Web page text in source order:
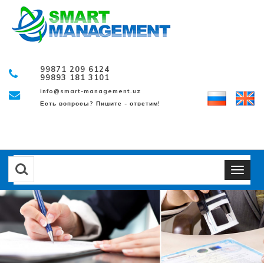
99871 209 6124
99893 181 3101
info@smart-management.uz
Есть вопросы? Пишите - ответим!
Навигация